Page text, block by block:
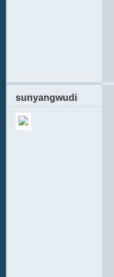
sunyangwudi